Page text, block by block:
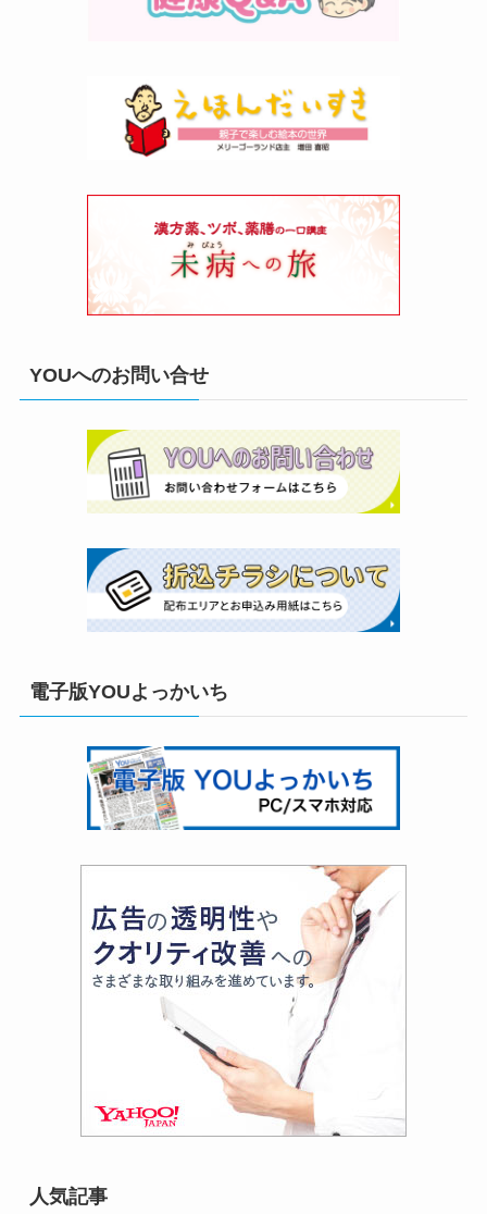
YOUへのお問い合せ
電子版YOUよっかいち
人気記事